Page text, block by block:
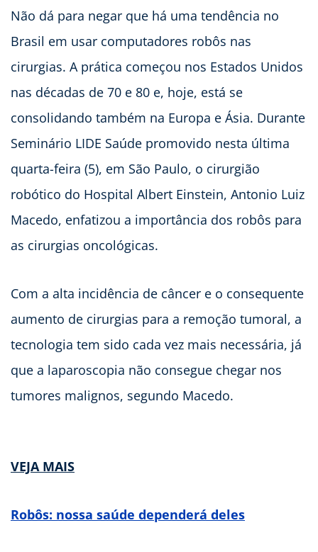
Não dá para negar que há uma tendência no
Brasil em usar computadores robôs nas
cirurgias. A prática começou nos Estados Unidos
nas décadas de 70 e 80 e, hoje, está se
consolidando também na Europa e Ásia. Durante
Seminário LIDE Saúde promovido nesta última
quarta-feira (5), em São Paulo, o cirurgião
robótico do Hospital Albert Einstein, Antonio Luiz
Macedo, enfatizou a importância dos robôs para
as cirurgias oncológicas.
Com a alta incidência de câncer e o consequente
aumento de cirurgias para a remoção tumoral, a
tecnologia tem sido cada vez mais necessária, já
que a laparoscopia não consegue chegar nos
tumores malignos, segundo Macedo.
VEJA MAIS
Robôs: nossa saúde dependerá deles